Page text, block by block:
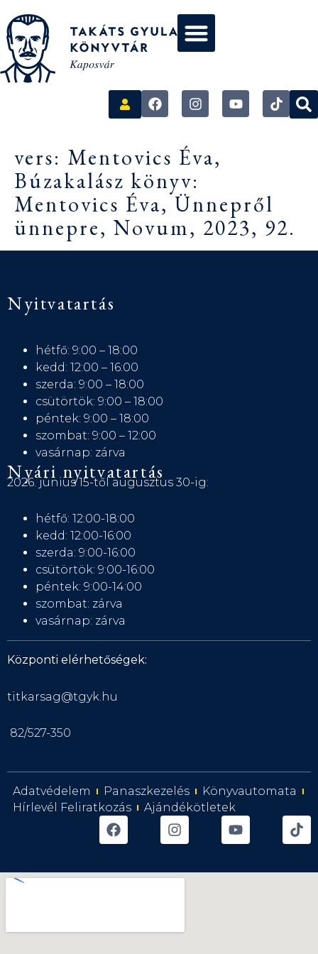
vers: Mentovics Éva,
Búzakalász könyv:
Mentovics Éva, Ünnepről
ünnepre, Novum, 2023, 92.
Nyitvatartás
hétfő: 9:00 – 18:00
kedd: 12:00 – 16:00
szerda: 9:00 – 18:00
csütörtök: 9:00 – 18:00
péntek: 9:00 – 18:00
szombat: 9:00 – 12:00
vasárnap: zárva
Nyári nyitvatartás
2026. június 15-től augusztus 30-ig:
hétfő: 12:00-18:00
kedd: 12:00-16:00
szerda: 9:00-16:00
csütörtök: 9:00-16:00
péntek: 9:00-14:00
szombat: zárva
vasárnap: zárva
Központi elérhetőségek:
titkarsag@tgyk.hu
82/527-350
Adatvédelem Panaszkezelés
Könyvautomata
Hírlevél Feliratkozás
Ajándékötletek